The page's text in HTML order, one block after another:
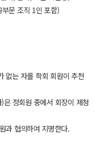
문 조직 1인 포함)
없는 자를 학회 회원이 추천
정회원 중에서 회장이 제청
과 협의하여 지명한다.